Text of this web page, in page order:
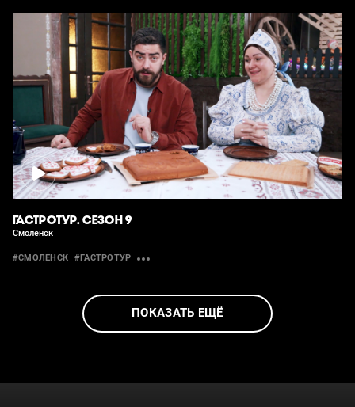
ГАСТРОТУР. СЕЗОН 9
Смоленск
#СМОЛЕНСК #ГАСТРОТУР
ПОКАЗАТЬ ЕЩЁ